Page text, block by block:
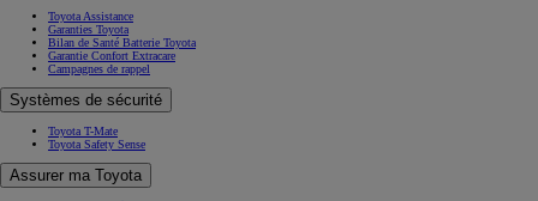
Toyota Assistance
Garanties Toyota
Bilan de Santé Batterie Toyota
Garantie Confort Extracare
Campagnes de rappel
Systèmes de sécurité
Toyota T-Mate
Toyota Safety Sense
Assurer ma Toyota